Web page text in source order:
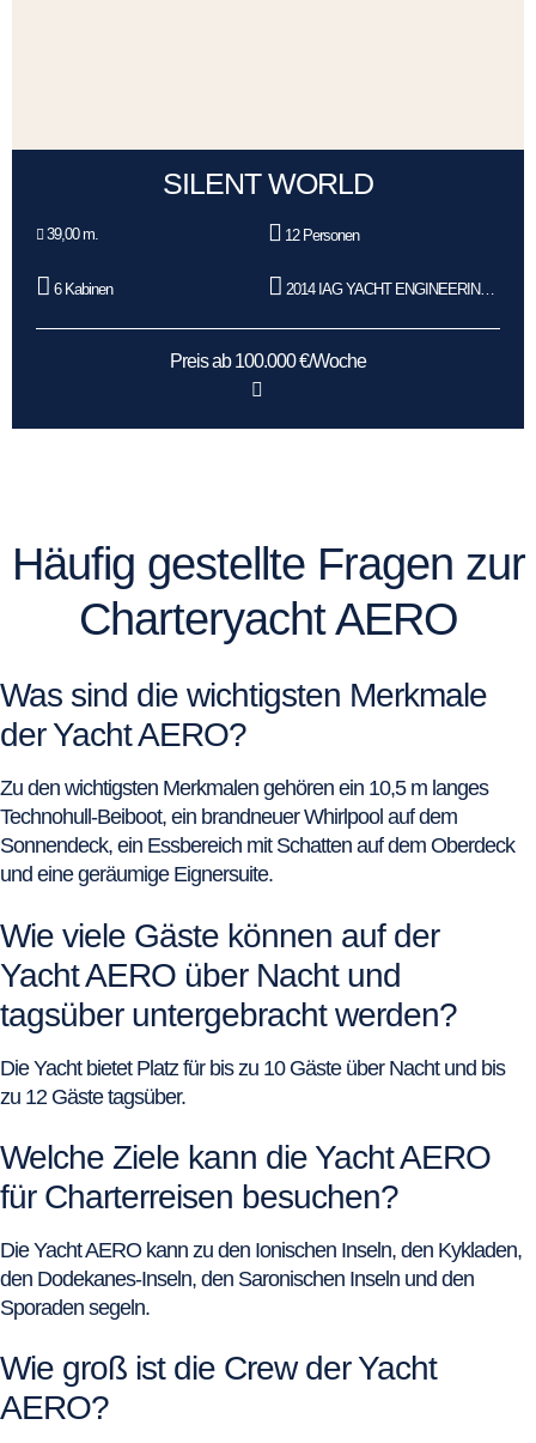
SILENT WORLD
39,00 m. 12 Personen
6 Kabinen 2014 IAG YACHT ENGINEERING CO LTD
Preis ab 100.000 €/Woche
Häufig gestellte Fragen zur
Charteryacht AERO
Was sind die wichtigsten Merkmale
der Yacht AERO?
Zu den wichtigsten Merkmalen gehören ein 10,5 m langes
Technohull-Beiboot, ein brandneuer Whirlpool auf dem
Sonnendeck, ein Essbereich mit Schatten auf dem Oberdeck
und eine geräumige Eignersuite.
Wie viele Gäste können auf der
Yacht AERO über Nacht und
tagsüber untergebracht werden?
Die Yacht bietet Platz für bis zu 10 Gäste über Nacht und bis
zu 12 Gäste tagsüber.
Welche Ziele kann die Yacht AERO
für Charterreisen besuchen?
Die Yacht AERO kann zu den Ionischen Inseln, den Kykladen,
den Dodekanes-Inseln, den Saronischen Inseln und den
Sporaden segeln.
Wie groß ist die Crew der Yacht
AERO?